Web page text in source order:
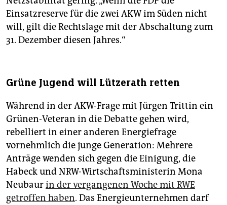
Einsatzreserve für die zwei AKW im Süden nicht
will, gilt die Rechtslage mit der Abschaltung zum
31. Dezember diesen Jahres.“
Grüne Jugend will Lützerath retten
Während in der AKW-Frage mit Jürgen Trittin ein
Grünen-Veteran in die Debatte gehen wird,
rebelliert in einer anderen Energiefrage
vornehmlich die junge Generation: Mehrere
Anträge wenden sich gegen die Einigung, die
Habeck und NRW-Wirtschaftsministerin Mona
Neubaurin der vergangenen Woche mit RWE
getroffen haben. Das Energieunternehmen darf